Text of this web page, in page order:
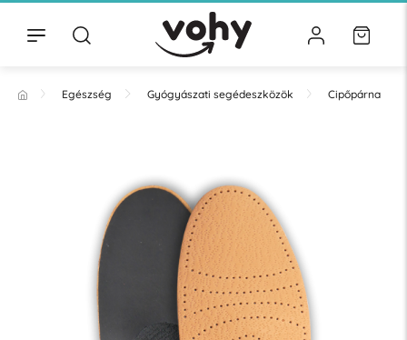
Egészség Gyógyászati segédeszközök Cipőpárna